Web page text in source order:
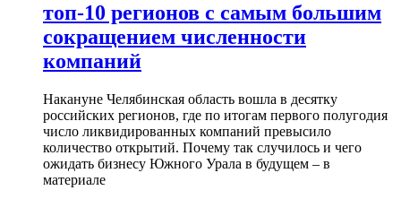
топ-10 регионов с самым большим
сокращением численности
компаний
Накануне Челябинская область вошла в десятку
российских регионов, где по итогам первого полугодия
число ликвидированных компаний превысило
количество открытий. Почему так случилось и чего
ожидать бизнесу Южного Урала в будущем – в
материале